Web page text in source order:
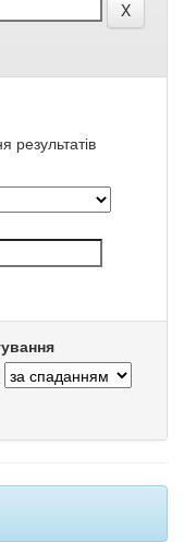
результатів